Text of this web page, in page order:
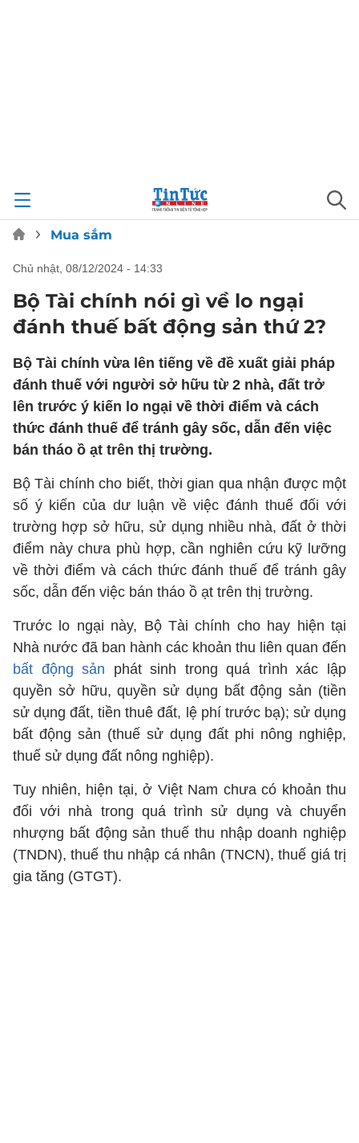
Mua sắm
chủ nhật, 08/12/2024 - 14:33
Bộ Tài chính nói gì về lo ngại
đánh thuế bất động sản thứ 2?
Bộ Tài chính vừa lên tiếng về đề xuất giải pháp
đánh thuế với người sở hữu từ 2 nhà, đất trở
lên trước ý kiến lo ngại về thời điểm và cách
thức đánh thuế để tránh gây sốc, dẫn đến việc
bán tháo ồ ạt trên thị trường.
Bộ Tài chính cho biết, thời gian qua nhận được một
số ý kiến của dư luận về việc đánh thuế đối với
trường hợp sở hữu, sử dụng nhiều nhà, đất ở thời
điểm này chưa phù hợp, cần nghiên cứu kỹ lưỡng
về thời điểm và cách thức đánh thuế để tránh gây
sốc, dẫn đến việc bán tháo ồ ạt trên thị trường.
Trước lo ngại này, Bộ Tài chính cho hay hiện tại
Nhà nước đã ban hành các khoản thu liên quan đến
bất động sản phát sinh trong quá trình xác lập
quyền sở hữu, quyền sử dụng bất động sản (tiền
sử dụng đất, tiền thuê đất, lệ phí trước bạ); sử dụng
bất động sản (thuế sử dụng đất phi nông nghiệp,
thuế sử dụng đất nông nghiệp).
Tuy nhiên, hiện tại, ở Việt Nam chưa có khoản thu
đối với nhà trong quá trình sử dụng và chuyển
nhượng bất động sản thuế thu nhập doanh nghiệp
(TNDN), thuế thu nhập cá nhân (TNCN), thuế giá trị
gia tăng (GTGT).